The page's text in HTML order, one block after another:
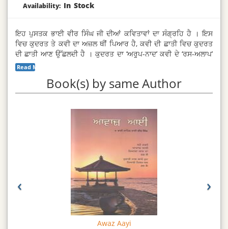
Availability: In Stock
ਇਹ ਪੁਸਤਕ ਭਾਈ ਵੀਰ ਸਿੰਘ ਜੀ ਦੀਆਂ ਕਵਿਤਾਵਾਂ ਦਾ ਸੰਗ੍ਰਹਿ ਹੈ । ਇਸ
ਵਿਚ ਕੁਦਰਤ ਤੇ ਕਵੀ ਦਾ ਅਜ਼ਲ ਥੀਂ ਪਿਆਰ ਹੈ, ਕਵੀ ਦੀ ਛਾਤੀ ਵਿਚ ਕੁਦਰਤ
ਦੀ ਛਾਤੀ ਆਣ ਉੱਛਲਦੀ ਹੈ । ਕੁਦਰਤ ਦਾ ‘ਅਰੂਪ-ਨਾਦ’ ਕਵੀ ਦੇ ‘ਰਸ-ਅਲਾਪ’
ਵਿਚ ਮੂਰਤੀਮਾਨ ਹੁੰਦਾ ਹੈ ਤੇ ਕਵੀ ਆਪ ਇਸ ‘ਕਵੀ-ਕੁਦਰਤ-ਸੰਜੋਗ’ ਵਿਚ
ਬਿਹਬਲ ਹੋ ਇਕ ਅਣੋਖੀ ਬਿਸਮਿਲ ਬੇਖੁਦੀ ਵਿਚ ਗੜੂੰਦ ਹੁੰਦਾ ਹੈ ।
Read More...
Book(s) by same Author
Baba Naudh Singh, (Vol. 1, 2)
‹ ›